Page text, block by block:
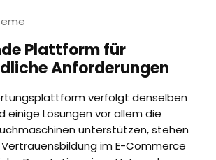
Plattform für
Anforderungen
verfolgt denselben
einige Lösungen vor allem die
unterstützen, stehen
im E-Commerce